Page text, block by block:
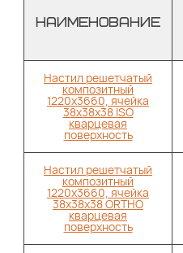
НАИМЕНОВАНИЕ
Настил решетчатый
композитный
1220х3660, ячейка
38х38х38 ISO
кварцевая
поверхность
Настил решетчатый
композитный
1220х3660, ячейка
38х38х38 ORTHO
кварцевая
поверхность